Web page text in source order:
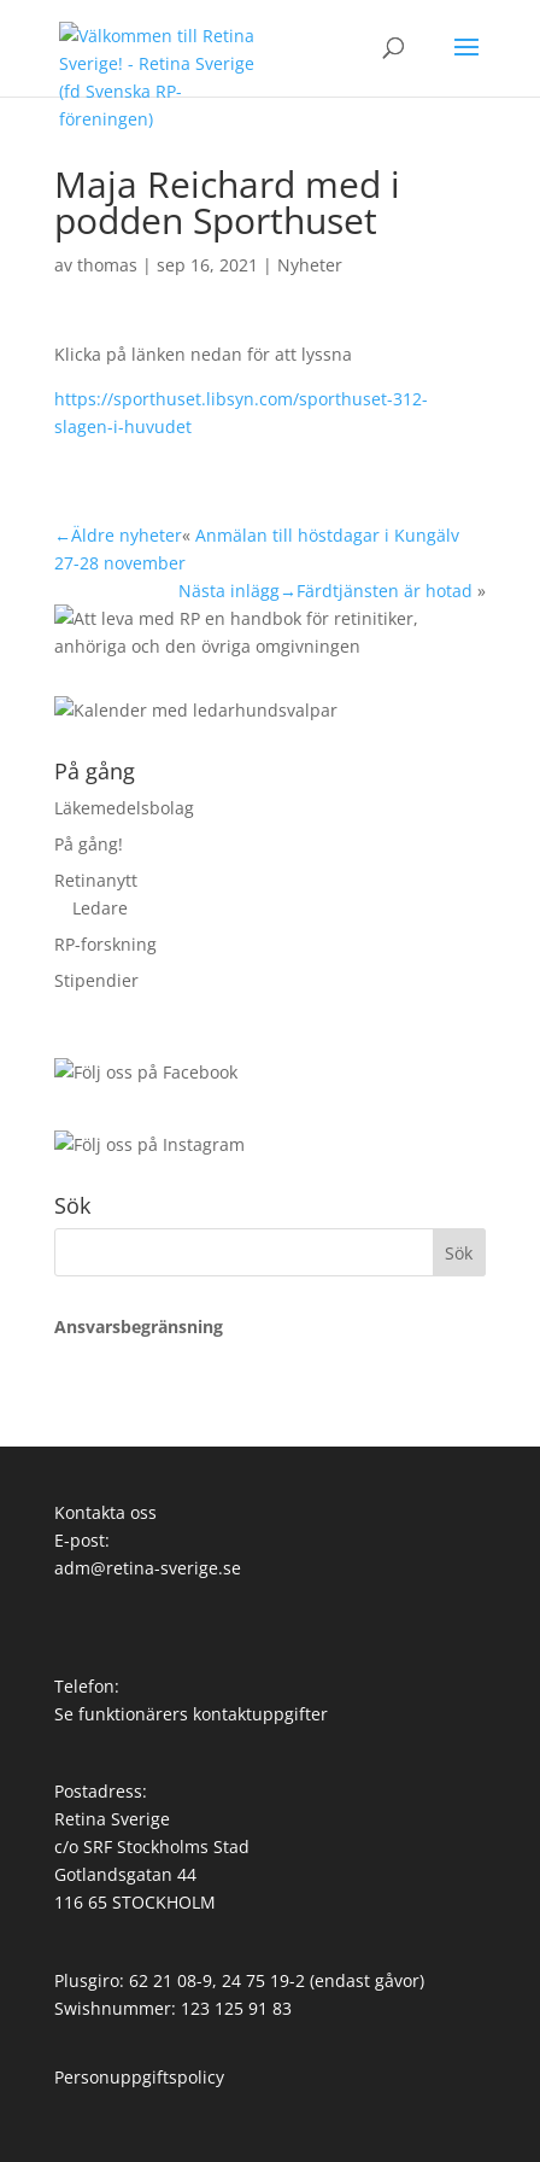
Maja Reichard med i
podden Sporthuset
av thomas | sep 16, 2021 | Nyheter
Klicka på länken nedan för att lyssna
https://sporthuset.libsyn.com/sporthuset-312-
slagen-i-huvudet
←Äldre nyheter« Anmälan till höstdagar i Kungälv
27-28 november
Nästa inlägg→ Färdtjänsten är hotad »
På gång
Läkemedelsbolag
På gång!
Retinanytt
Ledare
RP-forskning
Stipendier
Sök
Sök
Ansvarsbegränsning
Kontakta oss
E-post:
adm@retina-sverige.se
Telefon:
Se funktionärers kontaktuppgifter
Postadress:
Retina Sverige
c/o SRF Stockholms Stad
Gotlandsgatan 44
116 65 STOCKHOLM
Plusgiro: 62 21 08-9, 24 75 19-2 (endast gåvor)
Swishnummer: 123 125 91 83
Personuppgiftspolicy